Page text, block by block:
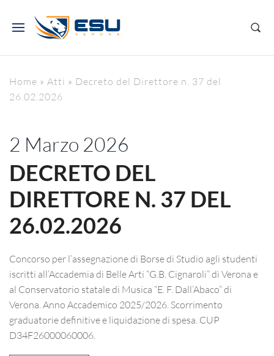
Home » Atti » Decreto del Direttore n. 37 del
26.02.2026
2 Marzo 2026
DECRETO DEL
DIRETTORE N. 37 DEL
26.02.2026
Concorso per l’assegnazione di Borse di Studio agli studenti
iscritti all’Accademia di Belle Arti “G.B. Cignaroli” di Verona e
al Conservatorio statale di Musica “E. F. Dall’Abaco” di
Verona. Anno Accademico 2025/2026. Scorrimento
graduatorie definitive e liquidazione di spesa. CUP
D34F26000060006.